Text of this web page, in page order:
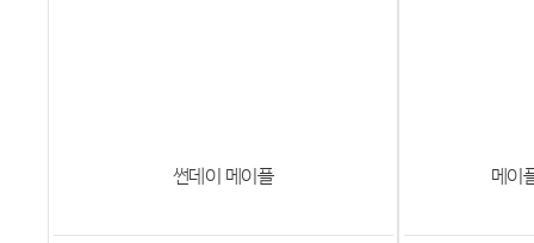
썬데이 메이플 메이